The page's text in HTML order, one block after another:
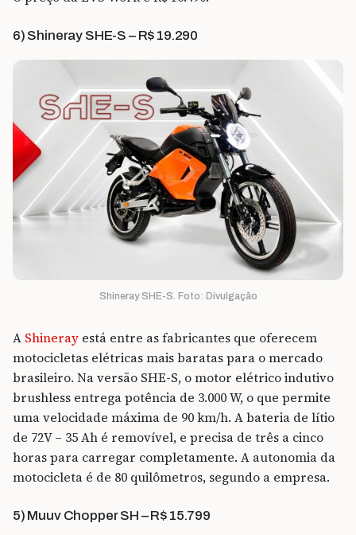
6) Shineray SHE-S – R$ 19.290
Shineray SHE-S. Foto: Divulgação
A Shineray está entre as fabricantes que oferecem
motocicletas elétricas mais baratas para o mercado
brasileiro. Na versão SHE-S, o motor elétrico indutivo
brushless entrega potência de 3.000 W, o que permite
uma velocidade máxima de 90 km/h. A bateria de lítio
de 72V – 35 Ah é removível, e precisa de três a cinco
horas para carregar completamente. A autonomia da
motocicleta é de 80 quilômetros, segundo a empresa.
5) Muuv Chopper SH – R$ 15.799